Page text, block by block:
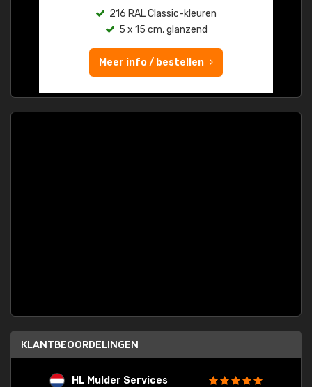
216 RAL Classic-kleuren
5 x 15 cm, glanzend
Meer info / bestellen
KLANTBEOORDELINGEN
HL Mulder Services